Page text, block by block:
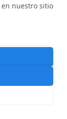
nuestro sitio